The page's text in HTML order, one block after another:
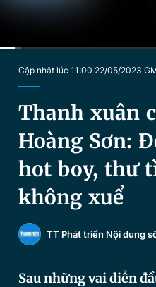
Video
Sản phẩm khác
Tiện ích
Thông tin tòa soạn
Cập nhật lúc 11:00 22/05/2023
Thanh xuân
Hoàng Sơn:
hot boy, thư
không xuể
TT Phát triển Nội dung
Sau những vai diễn